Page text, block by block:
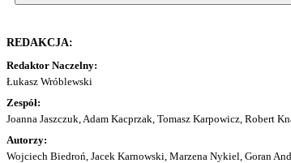
REDAKCJA:
Redaktor Naczelny:
Łukasz Wróblewski
Zespół:
Joanna Jaszczuk, Adam Kacprzak, Tomasz Karpowicz, Robert
Autorzy:
Wojciech Biedroń, Jacek Karnowski, Marzena Nykiel, Goran